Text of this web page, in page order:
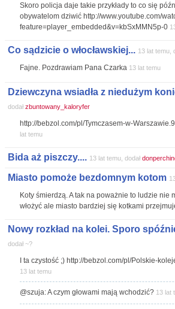
Skoro policja daje takie przykłady to co się
obywatelom dziwić http://www.youtube.com/
feature=player_embedded&v=kbSxMMN5p-0
Co sądzicie o włocławskiej... 13 lat temu,
Fajne. Pozdrawiam Pana Czarka 13 lat temu
Dziewczyna wsiadła z niedużym
dodał zbuntowany_kaloryfer
http://bebzol.com/pl/Tymczasem-w-
lat temu
Bida aż piszczy.... 13 lat temu, dodał
Miasto pomoże bezdomnym kotom
Koty śmierdzą. A tak na poważnie to ludzie nie
włożyć ale miasto bardziej się kotkami
Nowy rozkład na kolei. Sporo
dodał ~?
I ta czystość ;) http://bebzol.com/pl/Polskie-
13 lat temu
@szuja: A czym głowami mają wchodzić? 13 lat